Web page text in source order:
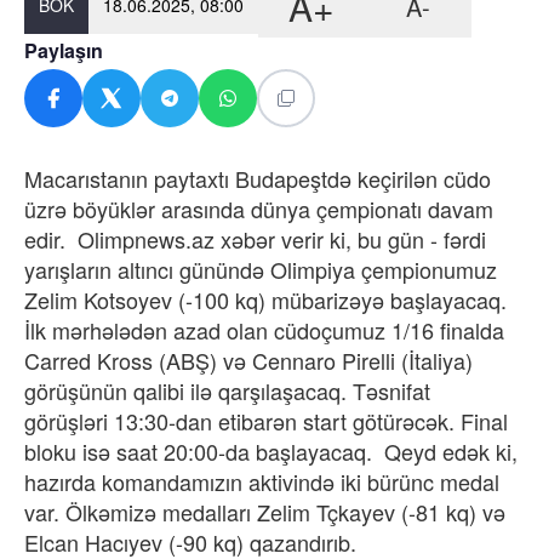
Paylaşın
Macarıstanın paytaxtı Budapeştdə keçirilən cüdo
üzrə böyüklər arasında dünya çempionatı davam
edir. Olimpnews.az xəbər verir ki, bu gün - fərdi
yarışların altıncı günündə Olimpiya çempionumuz
Zelim Kotsoyev (-100 kq) mübarizəyə başlayacaq.
İlk mərhələdən azad olan cüdoçumuz 1/16 finalda
Carred Kross (ABŞ) və Cennaro Pirelli (İtaliya)
görüşünün qalibi ilə qarşılaşacaq. Təsnifat
görüşləri 13:30-dan etibarən start götürəcək. Final
bloku isə saat 20:00-da başlayacaq. Qeyd edək ki,
hazırda komandamızın aktivində iki bürünc medal
var. Ölkəmizə medalları Zelim Tçkayev (-81 kq) və
Elcan Hacıyev (-90 kq) qazandırıb.